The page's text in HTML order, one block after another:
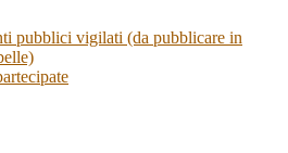
pubblici vigilati (da pubblicare in